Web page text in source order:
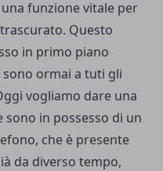
funzione vitale per
Questo
in primo piano
ormai a tuti gli
vogliamo dare una
in possesso di un
che è presente
da diverso tempo,